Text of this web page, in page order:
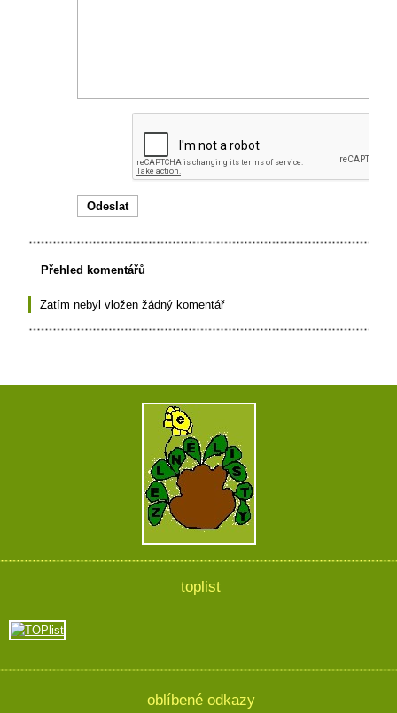
Přehled komentářů
Zatím nebyl vložen žádný komentář
toplist
oblíbené odkazy